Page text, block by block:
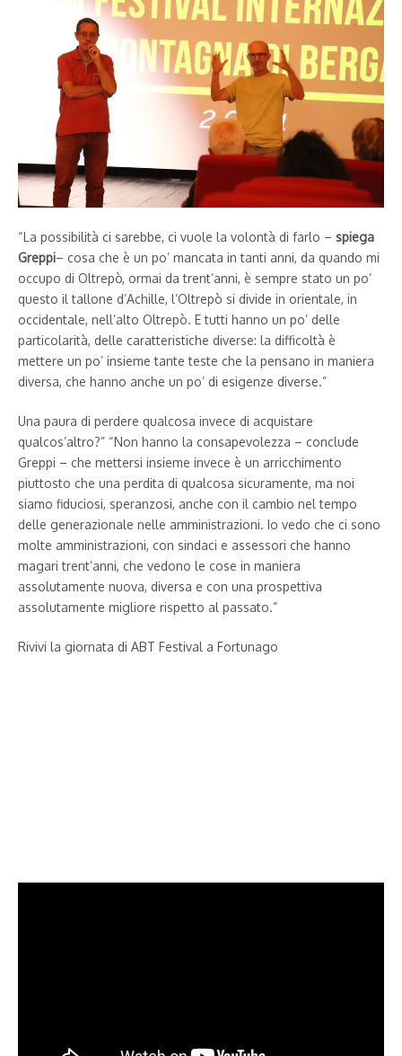
“La possibilità ci sarebbe, ci vuole la volontà di farlo – spiega
Greppi– cosa che è un po’ mancata in tanti anni, da quando mi
occupo di Oltrepò, ormai da trent’anni, è sempre stato un po’
questo il tallone d’Achille, l’Oltrepò si divide in orientale, in
occidentale, nell’alto Oltrepò. E tutti hanno un po’ delle
particolarità, delle caratteristiche diverse: la difficoltà è
mettere un po’ insieme tante teste che la pensano in maniera
diversa, che hanno anche un po’ di esigenze diverse.”
Una paura di perdere qualcosa invece di acquistare
qualcos’altro?” “Non hanno la consapevolezza – conclude
Greppi – che mettersi insieme invece è un arricchimento
piuttosto che una perdita di qualcosa sicuramente, ma noi
siamo fiduciosi, speranzosi, anche con il cambio nel tempo
delle generazionale nelle amministrazioni. Io vedo che ci sono
molte amministrazioni, con sindaci e assessori che hanno
magari trent’anni, che vedono le cose in maniera
assolutamente nuova, diversa e con una prospettiva
assolutamente migliore rispetto al passato.”
Rivivi la giornata di ABT Festival a Fortunago